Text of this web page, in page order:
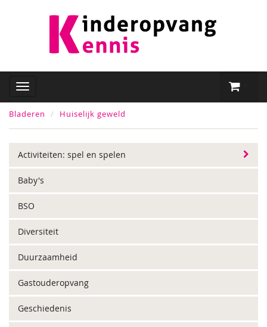
Bladeren Huiselijk geweld
Activiteiten: spel en spelen
Baby's
BSO
Diversiteit
Duurzaamheid
Gastouderopvang
Geschiedenis